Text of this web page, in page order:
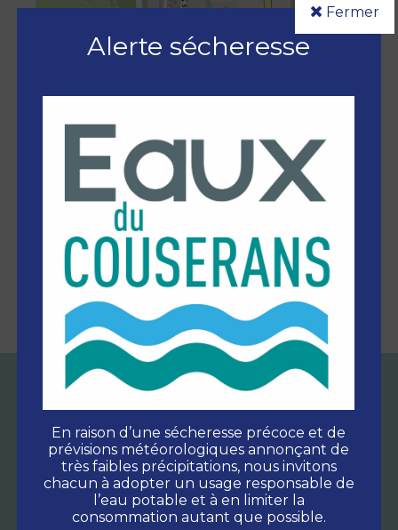
Leaflet | Map data: © OpenStreetMap
Fermer
Alerte sécheresse
En raison d’une sécheresse précoce et de
prévisions météorologiques annonçant de
très faibles précipitations, nous invitons
chacun à adopter un usage responsable de
l’eau potable et à en limiter la
consommation autant que possible.